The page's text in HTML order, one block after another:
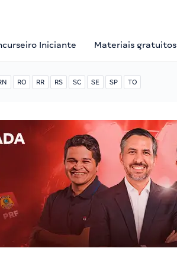
Iniciante Materiais gratuitos
RO RR RS SC SE SP TO